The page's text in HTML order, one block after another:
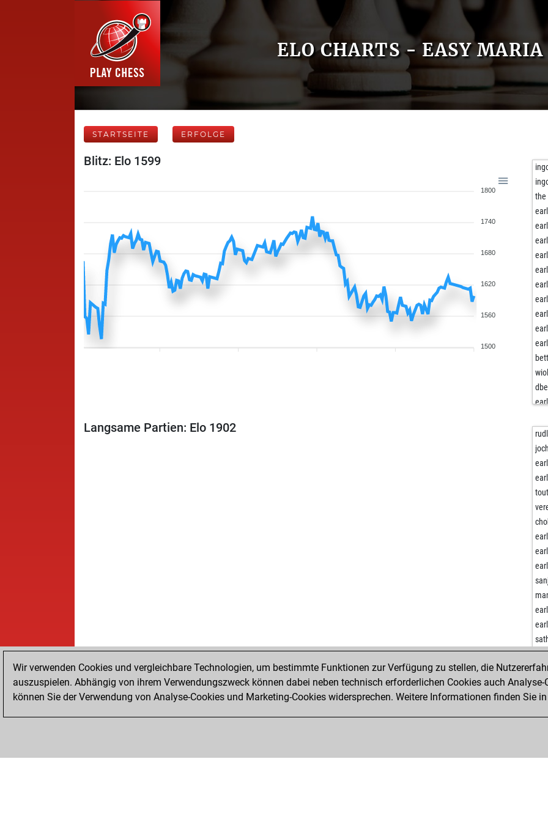
ELO CHARTS - EASY MARIA
STARTSEITE ERFOLGE
Blitz: Elo 1599
1800
1740
1680
1620
1560
1500
the
ari
Langsame Partien: Elo 1902 rudl
STARTSEITE
Wir verwenden Cookies und vergleichbare Technologien, um bestimmte Funktionen zur Verfügung zu stellen, die
auszuspielen. Abhängig von ihrem Verwendungszweck können dabei neben technisch erforderlichen Cookies auch
können Sie der Verwendung von Analyse-Cookies und Marketing-Cookies widersprechen. Weitere Informationen finden Sie